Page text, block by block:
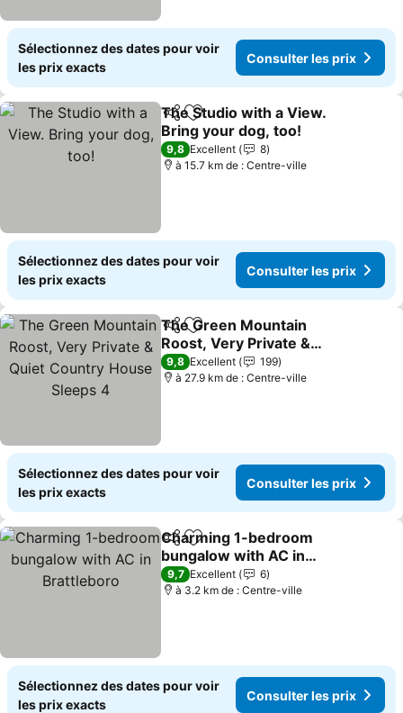
Sélectionnez des dates pour voir
les prix exacts
Consulter les prix
PartagerAjouter à mes favoris
The Studio with a View.
Bring your dog, too!
9,8 Excellent
8
à 15.7 km de : Centre-ville
Sélectionnez des dates pour voir
les prix exacts
Consulter les prix
PartagerAjouter à mes favoris
The Green Mountain
Roost, Very Private &
Quiet Country House
Sleeps 4
9,8 Excellent
199
à 27.9 km de : Centre-ville
Sélectionnez des dates pour voir
les prix exacts
Consulter les prix
PartagerAjouter à mes favoris
Charming 1-bedroom
bungalow with AC in
Brattleboro
9,7 Excellent
6
à 3.2 km de : Centre-ville
Sélectionnez des dates pour voir
les prix exacts
Consulter les prix